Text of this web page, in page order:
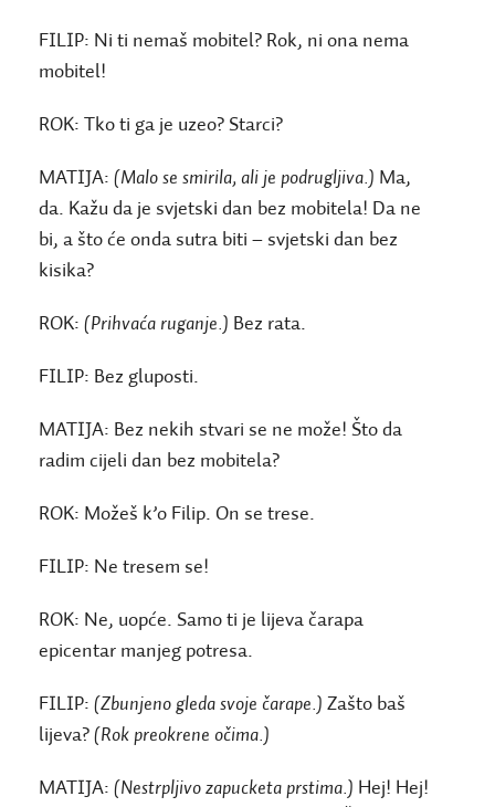
FILIP: Ni ti nemaš mobitel? Rok, ni ona nema
mobitel!
ROK: Tko ti ga je uzeo? Starci?
MATIJA: (Malo se smirila, ali je podrugljiva.) Ma,
da. Kažu da je svjetski dan bez mobitela! Da ne
bi, a što će onda sutra biti – svjetski dan bez
kisika?
ROK:(Prihvaća ruganje.) Bez rata.
FILIP: Bez gluposti.
MATIJA: Bez nekih stvari se ne može! Što da
radim cijeli dan bez mobitela?
ROK: Možeš k’o Filip. On se trese.
FILIP: Ne tresem se!
ROK: Ne, uopće. Samo ti je lijeva čarapa
epicentar manjeg potresa.
FILIP: (Zbunjeno gleda svoje čarape.) Zašto baš
lijeva?(Rok preokrene očima.)
MATIJA: (Nestrpljivo zapucketa prstima.) Hej! Hej!